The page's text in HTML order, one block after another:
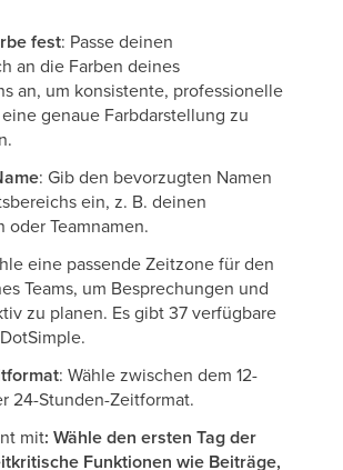
fest: Passe deinen
an die Farben deines
an, um konsistente, professionelle
genaue Farbdarstellung zu
: Gib den bevorzugten Namen
ein, z. B. deinen
oder Teamnamen.
eine passende Zeitzone für den
Teams, um Besprechungen und
zu planen. Es gibt 37 verfügbare
: Wähle zwischen dem 12-
24-Stunden-Zeitformat.
mit: Wähle den ersten Tag der
Funktionen wie Beiträge,